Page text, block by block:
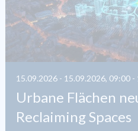
15.09.2026 - 15.09.2026, 09:00 -
Urbane Flächen
Reclaiming Spaces